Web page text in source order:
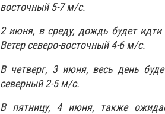
восточный 5-7 м/с.
2 июня, в среду, дождь будет
Ветер северо-восточный 4-6 м/с.
В четверг, 3 июня, весь день
северный 2-5 м/с.
В пятницу, 4 июня, также